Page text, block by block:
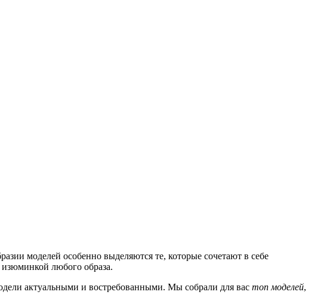
моделей особенно выделяются те, которые сочетают в себе
любого образа.
актуальными и востребованными. Мы собрали для вас топ моделей,